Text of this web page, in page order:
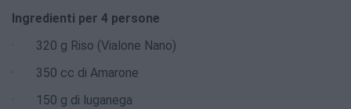
Ingredienti per 4 persone
· 320 g Riso (Vialone Nano)
· 350 cc di Amarone
· 150 g di luganega